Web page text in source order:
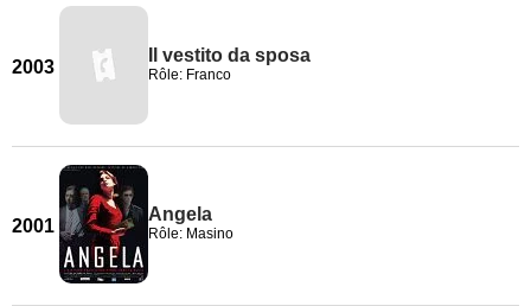
2003
Il vestito da sposa
Rôle: Franco
2001
Angela
Rôle: Masino